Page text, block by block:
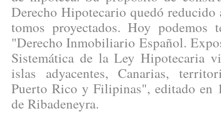
Derecho Hipotecario quedó
tomos proyectados. Hoy podemos
"Derecho Inmobiliario Español.
Sistemática de la Ley Hipotecaria
islas adyacentes, Canarias,
Puerto Rico y Filipinas", editado en
de Ribadeneyra.